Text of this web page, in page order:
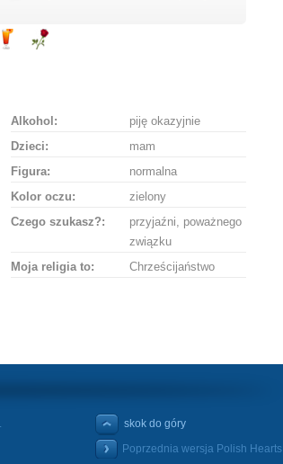
Alkohol:
piję okazyjnie
Dzieci:
mam
Figura:
normalna
Kolor oczu:
zielony
Czego szukasz?:
przyjaźni, poważnego
związku
Moja religia to:
Chrześcijaństwo
skok do góry
Poprzednia wersja Polish Hearts